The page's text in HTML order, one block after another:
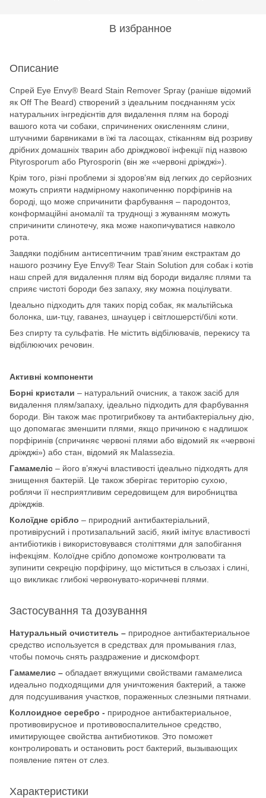
В избранное
Описание
Спрей Eye Envy® Beard Stain Remover Spray (раніше відомий
як Off The Beard) створений з ідеальним поєднанням усіх
натуральних інгредієнтів для видалення плям на бороді
вашого кота чи собаки, спричинених окисленням слини,
штучними барвниками в їжі та ласощах, стіканням від розриву
дрібних домашніх тварин або дріжджової інфекції під назвою
Pityrosporum або Ptyrosporin (він же «червоні дріжджі»).
Крім того, різні проблеми зі здоров’ям від легких до серйозних
можуть сприяти надмірному накопиченню порфіринів на
бороді, що може спричинити фарбування – пародонтоз,
конформаційні аномалії та труднощі з жуванням можуть
спричинити слинотечу, яка може накопичуватися навколо
рота.
Завдяки подібним антисептичним трав’яним екстрактам до
нашого розчину Eye Envy® Tear Stain Solution для собак і котів
наш спрей для видалення плям від бороди видаляє плями та
сприяє чистоті бороди без запаху, яку можна поцілувати.
Ідеально підходить для таких порід собак, як мальтійська
болонка, ши-тцу, гаванез, шнауцер і світлошерсті/білі коти.
Без спирту та сульфатів. Не містить відбілювачів, перекису та
відбілюючих речовин.
Активні компоненти
Борні кристали – натуральний очисник, а також засіб для
видалення плям/запаху, ідеально підходить для фарбування
бороди. Він також має протигрибкову та антибактеріальну дію,
що допомагає зменшити плями, якщо причиною є надлишок
порфіринів (спричиняє червоні плями або відомий як «червоні
дріжджі») або стан, відомий як Malassezia.
Гамамеліс – його в’яжучі властивості ідеально підходять для
знищення бактерій. Це також зберігає територію сухою,
роблячи її несприятливим середовищем для виробництва
дріжджів.
Колоїдне срібло – природний антибактеріальний,
противірусний і протизапальний засіб, який імітує властивості
антибіотиків і використовувався століттями для запобігання
інфекціям. Колоїдне срібло допоможе контролювати та
зупинити секрецію порфірину, що міститься в сльозах і слині,
що викликає глибокі червонувато-коричневі плями.
Застосування та дозування
Натуральный очиститель – природное антибактериальное
средство используется в средствах для промывания глаз,
чтобы помочь снять раздражение и дискомфорт.
Гамамелис – обладает вяжущими свойствами гамамелиса
идеально подходящими для уничтожения бактерий, а также
для подсушивания участков, пораженных слезными пятнами.
Коллоидное серебро - природное антибактериальное,
противовирусное и противовоспалительное средство,
имитирующее свойства антибиотиков. Это поможет
контролировать и остановить рост бактерий, вызывающих
появление пятен от слез.
Характеристики